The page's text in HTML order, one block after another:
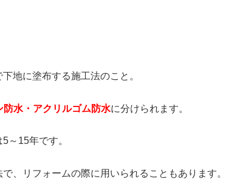
地に塗布する施工法のこと。
防水・アクリルゴム防水に分けられます。
～15年です。
、リフォームの際に用いられることもあります。